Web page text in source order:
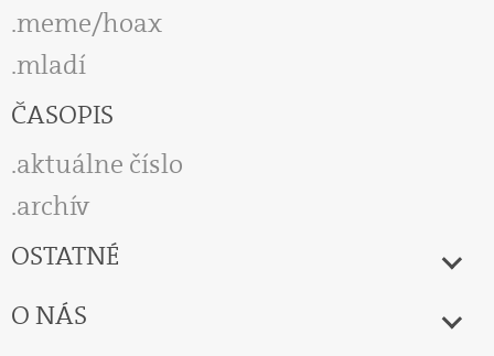
meme/hoax
mladí
ČASOPIS
aktuálne číslo
archív
OSTATNÉ
O NÁS